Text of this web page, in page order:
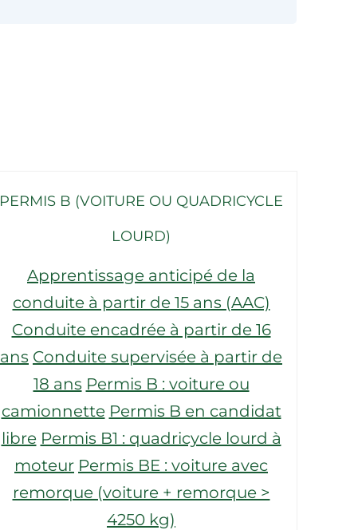
PERMIS B (VOITURE OU QUADRICYCLE
LOURD)
Apprentissage anticipé de la
conduite à partir de 15 ans (AAC)
Conduite encadrée à partir de 16
ans Conduite supervisée à partir de
18 ans Permis B : voiture ou
camionnette Permis B en candidat
libre Permis B1 : quadricycle lourd à
moteur Permis BE : voiture avec
remorque (voiture + remorque >
4250 kg)